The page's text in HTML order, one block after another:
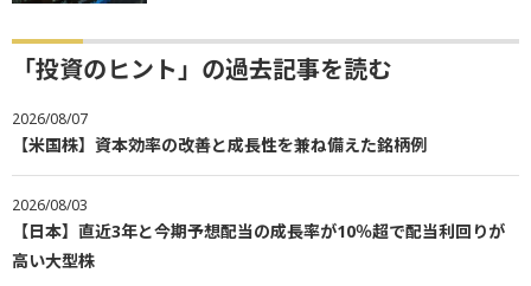
「投資のヒント」の過去記事を読む
2026/08/07
【米国株】資本効率の改善と成長性を兼ね備えた銘柄例
2026/08/03
【日本】直近3年と今期予想配当の成長率が10％超で配当利回りが
高い大型株